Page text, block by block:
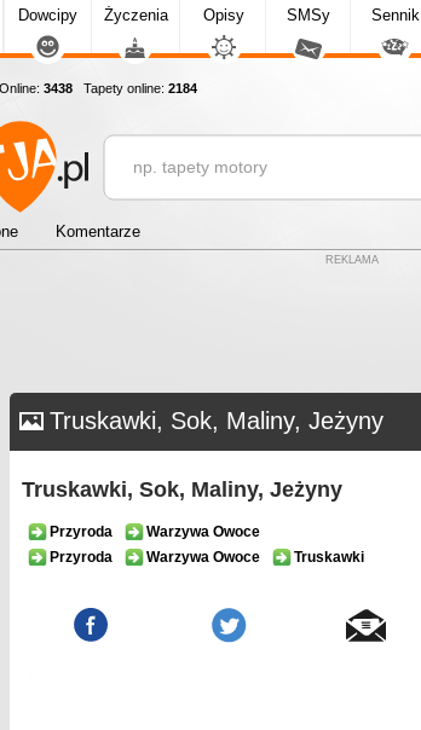
Dowcipy Życzenia Opisy SMSy Sennik
Online: 3438 Tapety online: 2184
Komentarze
REKLAMA
Truskawki, Sok, Maliny, Jeżyny
Truskawki, Sok, Maliny, Jeżyny
Przyroda
Warzywa Owoce
Przyroda
Warzywa Owoce Truskawki